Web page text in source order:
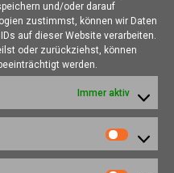
und/oder darauf
zustimmst, können wir Daten
auf dieser Website verarbeiten.
oder zurückziehst, können
werden.
Immer aktiv
2017 zur gamescom
für alle Spieler:innen zu